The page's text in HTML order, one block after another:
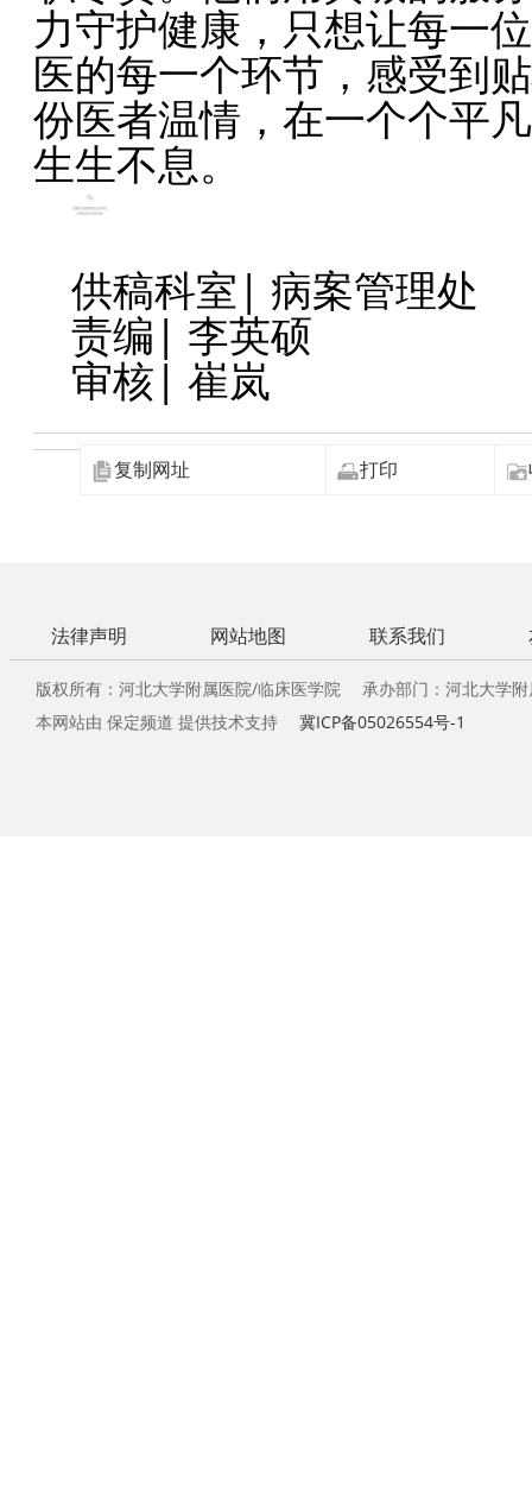
力守护健康，只想让每一
医的每一个环节，感受到
份医者温情，在一个个平
生生不息。
供稿科室| 病案管理处
责编| 李英硕
审核| 崔岚
复制网址 打印
法律声明 网站地图 联系我们
版权所有：河北大学附属医院/临床医学院 承办部门：河北大学
本网站由 保定频道 提供技术支持 冀ICP备05026554号-1